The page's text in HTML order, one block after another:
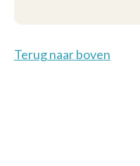
Terug naar boven